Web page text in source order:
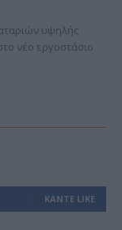
υψηλής
νέο εργοστάσιο
ΚΆΝΤΕ LIKE